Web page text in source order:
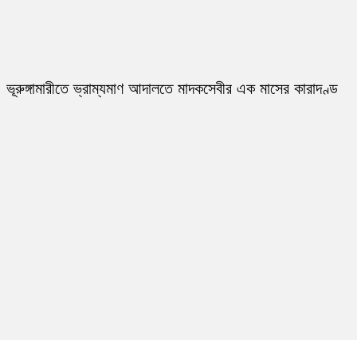
ভূরুঙ্গামারীতে ভ্রাম্যমাণ আদালতে মাদকসেবীর এক মাসের কারাদণ্ড